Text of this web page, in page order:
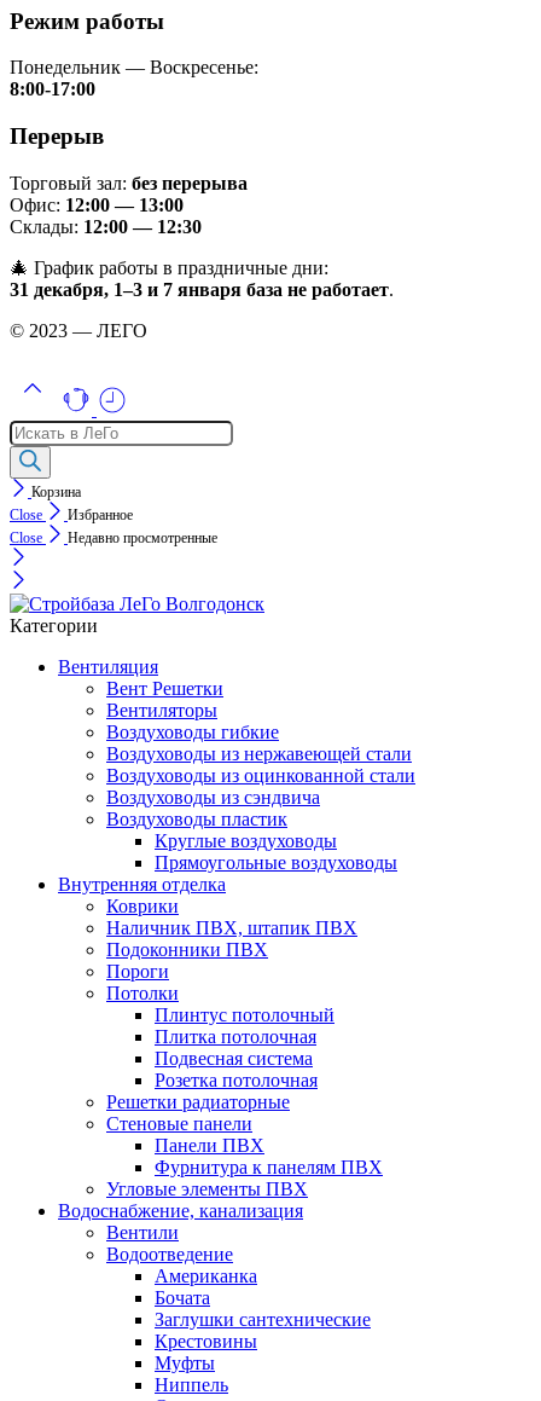
Режим работы
Понедельник — Воскресенье:
8:00-17:00
Перерыв
Торговый зал: без перерыва
Офис: 12:00 — 13:00
Склады: 12:00 — 12:30
🎄 График работы в праздничные дни:
31 декабря, 1–3 и 7 января база не работает.
© 2023 — ЛЕГО
Поиск
товаров
Корзина
Close
Избранное
Close
Недавно просмотренные
Категории
Вентиляция
Вент Решетки
Вентиляторы
Воздуховоды гибкие
Воздуховоды из нержавеющей стали
Воздуховоды из оцинкованной стали
Воздуховоды из сэндвича
Воздуховоды пластик
Круглые воздуховоды
Прямоугольные воздуховоды
Внутренняя отделка
Коврики
Наличник ПВХ, штапик ПВХ
Подоконники ПВХ
Пороги
Потолки
Плинтус потолочный
Плитка потолочная
Подвесная система
Розетка потолочная
Решетки радиаторные
Стеновые панели
Панели ПВХ
Фурнитура к панелям ПВХ
Угловые элементы ПВХ
Водоснабжение, канализация
Вентили
Водоотведение
Американка
Бочата
Заглушки сантехнические
Крестовины
Муфты
Ниппель